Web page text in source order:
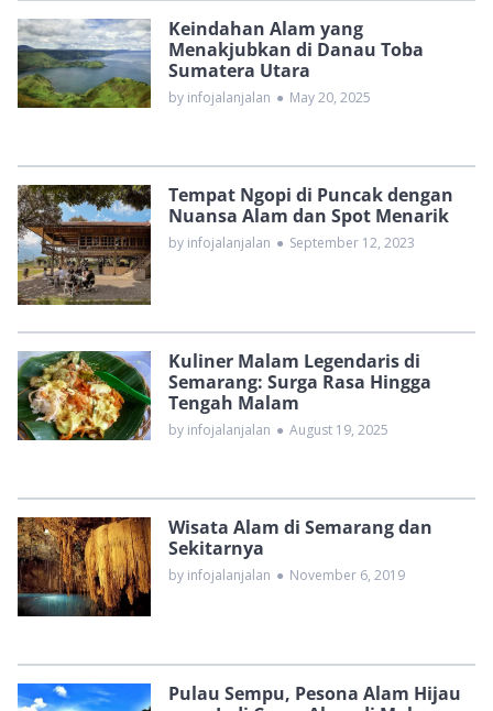
Keindahan Alam yang
Menakjubkan di Danau Toba
Sumatera Utara
by infojalanjalan ● May 20, 2025
Tempat Ngopi di Puncak dengan
Nuansa Alam dan Spot Menarik
by infojalanjalan ● September 12, 2023
Kuliner Malam Legendaris di
Semarang: Surga Rasa Hingga
Tengah Malam
by infojalanjalan ● August 19, 2025
Wisata Alam di Semarang dan
Sekitarnya
by infojalanjalan ● November 6, 2019
Pulau Sempu, Pesona Alam Hijau